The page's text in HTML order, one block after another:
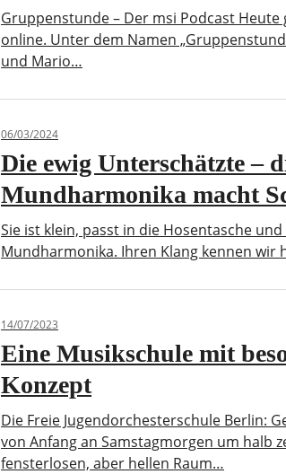
Gruppenstunde – Der msi Podcast
online. Unter dem Namen
und Mario…
06/03/2024
Die ewig Unterschätzte –
Mundharmonika macht
Sie ist klein, passt in die Hosentasche
Mundharmonika. Ihren Klang kennen wir
14/07/2023
Eine Musikschule mit
Konzept
Die Freie Jugendorchesterschule Berlin:
von Anfang an Samstagmorgen um halb
fensterlosen, aber hellen Raum…